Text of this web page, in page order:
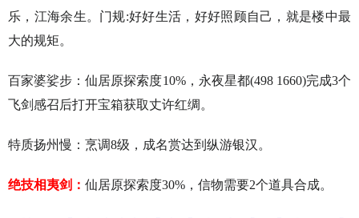
乐，江海余生。门规:好好生活，好好照顾自己，就是楼中最
大的规矩。
百家婆娑步：仙居原探索度10%，永夜星都(498 1660)完成3个
飞剑感召后打开宝箱获取丈许红绸。
特质扬州慢：烹调8级，成名赏达到纵游银汉。
绝技相夷剑： 仙居原探索度30%，信物需要2个道具合成。